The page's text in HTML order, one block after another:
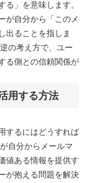
る」を意味します。
が自分から「このメ
出ることを指しま
の考え方で、ユー
る側との信頼関係が
用する方法
するにはどうすれば
自分からメールマ
値ある情報を提供す
が抱える問題を解決